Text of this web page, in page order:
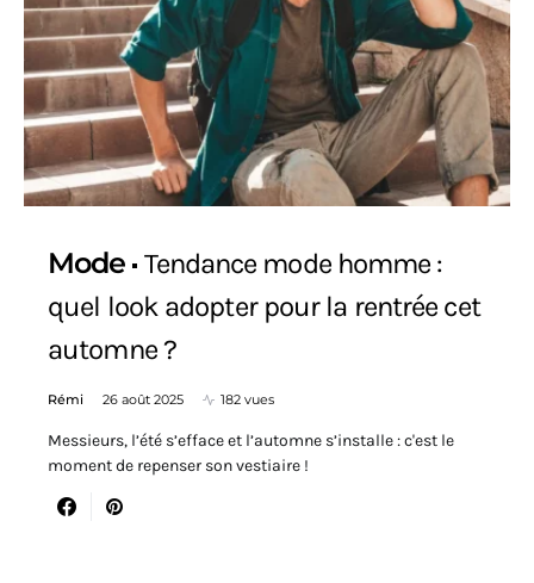
Mode Tendance mode homme :
quel look adopter pour la rentrée cet
automne ?
Rémi 26 août 2025 182 vues
Messieurs, l’été s’efface et l’automne s’installe : c'est le
moment de repenser son vestiaire !